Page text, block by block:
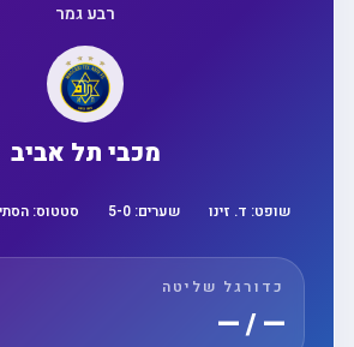
רבע גמר
מכבי תל אביב
שופט:ד. זינו שערים: 5 -0 סטטוס:הסתיים
כדורגל שליטה
— / —